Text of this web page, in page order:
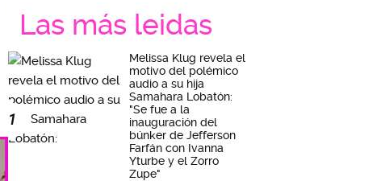
Las más leidas
1
Melissa Klug revela el
motivo del polémico
audio a su hija
Samahara Lobatón:
"Se fue a la
inauguración del
búnker de Jefferson
Farfán con Ivanna
Yturbe y el Zorro
Zupe"